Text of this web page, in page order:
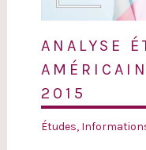
ANALYSE
2015
Études,